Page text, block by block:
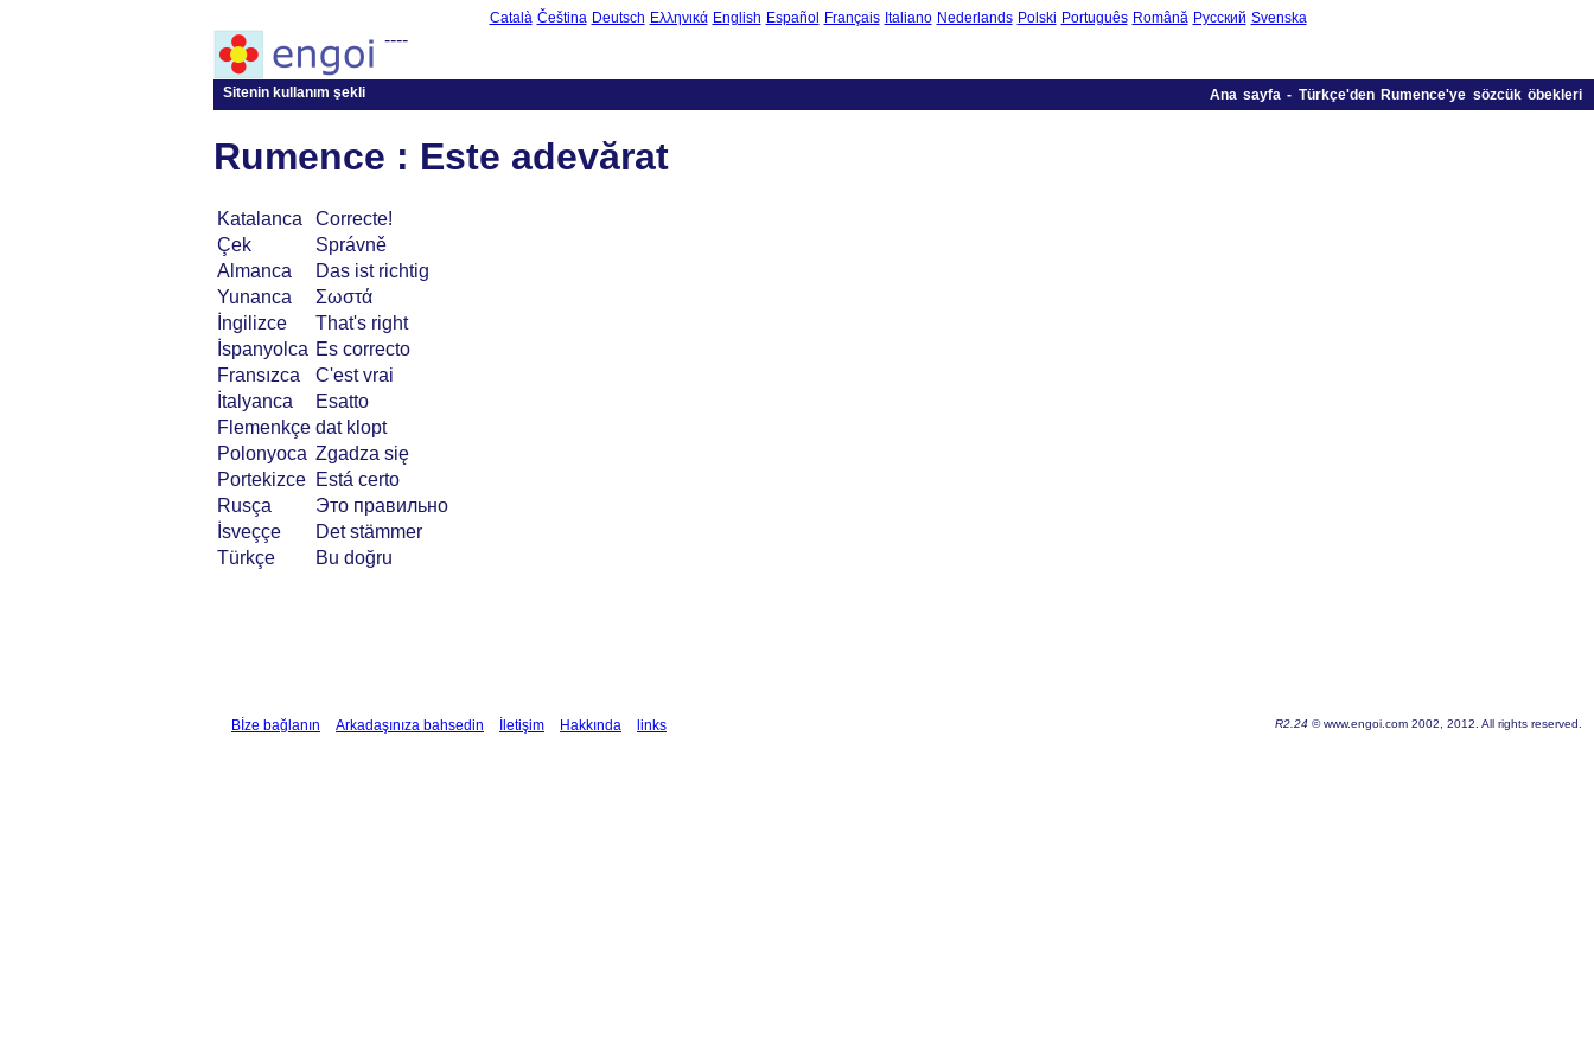
Català Čeština Deutsch Ελληνικά English Español Français Italiano Nederlands Polski Português Română Русский Svenska
----
Sitenin kullanım şekli Ana sayfa- Türkçe'den Rumence'ye sözcük öbekleri
Rumence : Este adevărat
Katalanca
Correcte!
Çek
Správně
Almanca
Das ist richtig
Yunanca
Σωστά
İngilizce
That's right
İspanyolca Es correcto
Fransızca
C'est vrai
İtalyanca
Esatto
Flemenkçe dat klopt
Polonyoca Zgadza się
Portekizce Está certo
Rusça
Это правильно
İsveççe
Det stämmer
Türkçe
Bu doğru
Bİze bağlanın Arkadaşınıza bahsedin İletişim Hakkında links R2.24 © www.engoi.com 2002, 2012. All rights reserved.